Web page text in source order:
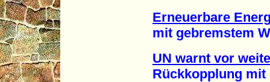
Erneuerbare
mit gebremstem
UN warnt vor
Rückkopplung mit